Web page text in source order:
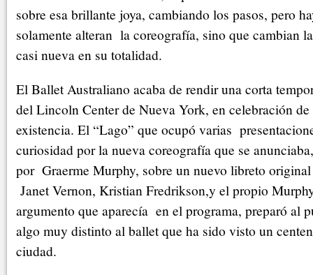
sobre esa brillante joya, cambiando los pasos, pero
solamente alteran la coreografía, sino que cambian
casi nueva en su totalidad.
El Ballet Australiano acaba de rendir una corta
del Lincoln Center de Nueva York, en celebración de
existencia. El “Lago” que ocupó varias
curiosidad por la nueva coreografía que se
por Graerme Murphy, sobre un nuevo libreto
Janet Vernon, Kristian Fredrikson,y el propio
argumento que aparecía en el programa, preparó al
algo muy distinto al ballet que ha sido visto un
ciudad.